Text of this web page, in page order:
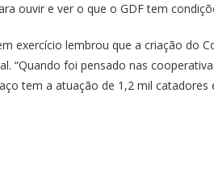
ouvir e ver o que o GDF tem
exercício lembrou que a criação do
“Quando foi pensado nas
tem a atuação de 1,2 mil